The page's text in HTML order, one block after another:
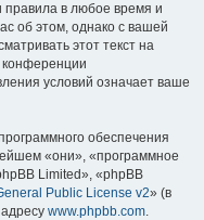
правила в любое время и
об этом, однако с вашей
этот текст на
конференции
условий означает ваше
обеспечения
«они», «программное
Limited», «phpBB
Public License v2» (в
www.phpbb.com.